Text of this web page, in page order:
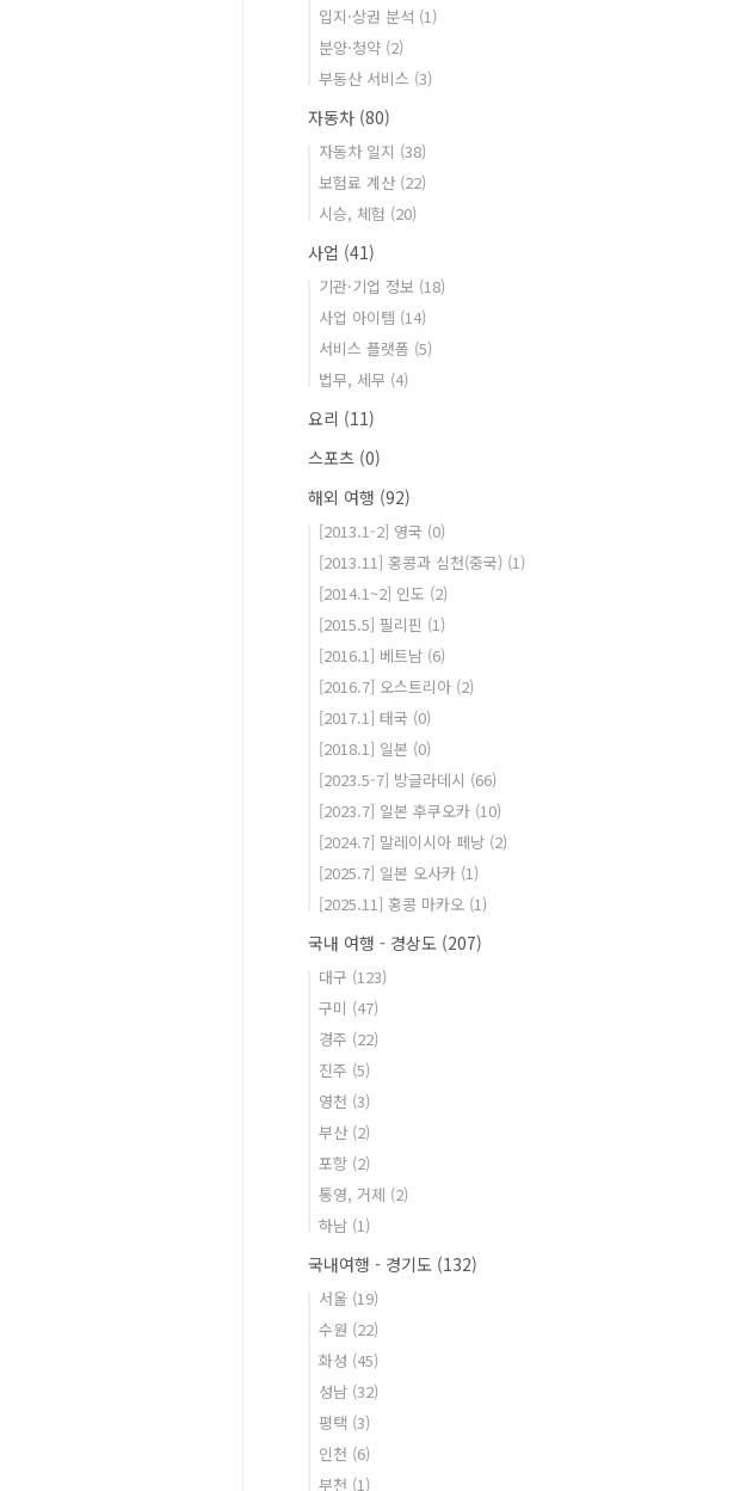
입지·상권 분석 (1)
분양·청약 (2)
부동산 서비스 (3)
자동차 (80)
자동차 일지 (38)
보험료 계산 (22)
시승, 체험 (20)
사업 (41)
기관·기업 정보 (18)
사업 아이템 (14)
서비스 플랫폼 (5)
법무, 세무 (4)
요리 (11)
스포츠 (0)
해외 여행 (92)
[2013.1-2] 영국 (0)
[2013.11] 홍콩과 심천(중국) (1)
[2014.1~2] 인도 (2)
[2015.5] 필리핀 (1)
[2016.1] 베트남 (6)
[2016.7] 오스트리아 (2)
[2017.1] 태국 (0)
[2018.1] 일본 (0)
[2023.5-7] 방글라데시 (66)
[2023.7] 일본 후쿠오카 (10)
[2024.7] 말레이시아 페낭 (2)
[2025.7] 일본 오사카 (1)
[2025.11] 홍콩 마카오 (1)
국내 여행 - 경상도 (207)
대구 (123)
구미 (47)
경주 (22)
진주 (5)
영천 (3)
부산 (2)
포항 (2)
통영, 거제 (2)
하남 (1)
국내여행 - 경기도 (132)
서울 (19)
수원 (22)
화성 (45)
성남 (32)
평택 (3)
인천 (6)
부천 (1)